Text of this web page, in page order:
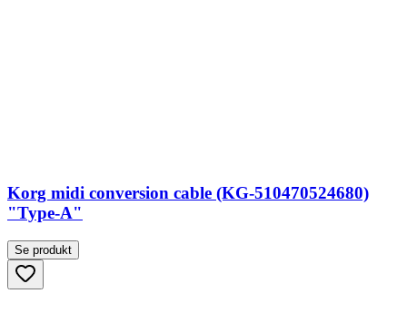
Korg midi conversion cable (KG-510470524680)
"Type-A"
Se produkt